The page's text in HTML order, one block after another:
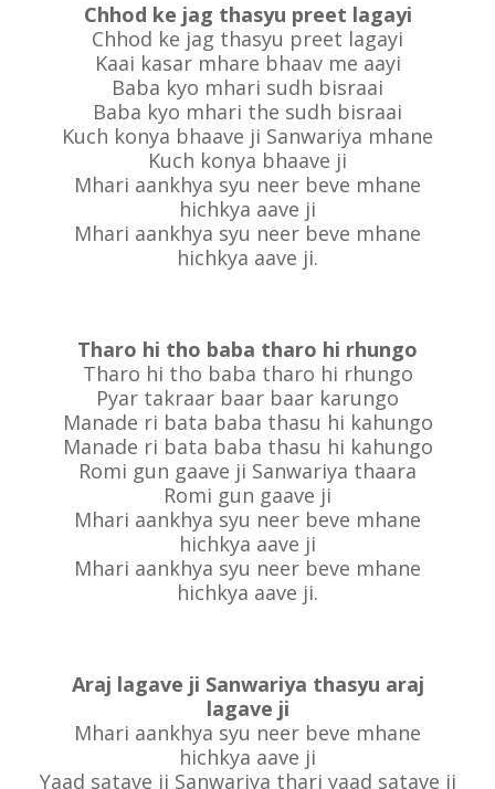
Chhod ke jag thasyu preet lagayi
Chhod ke jag thasyu preet lagayi
Kaai kasar mhare bhaav me aayi
Baba kyo mhari sudh bisraai
Baba kyo mhari the sudh bisraai
Kuch konya bhaave ji Sanwariya mhane
Kuch konya bhaave ji
Mhari aankhya syu neer beve mhane
hichkya aave ji
Mhari aankhya syu neer beve mhane
hichkya aave ji.
Tharo hi tho baba tharo hi rhungo
Tharo hi tho baba tharo hi rhungo
Pyar takraar baar baar karungo
Manade ri bata baba thasu hi kahungo
Manade ri bata baba thasu hi kahungo
Romi gun gaave ji Sanwariya thaara
Romi gun gaave ji
Mhari aankhya syu neer beve mhane
hichkya aave ji
Mhari aankhya syu neer beve mhane
hichkya aave ji.
Araj lagave ji Sanwariya thasyu araj
lagave ji
Mhari aankhya syu neer beve mhane
hichkya aave ji
Yaad satave ji Sanwariya thari yaad satave ji